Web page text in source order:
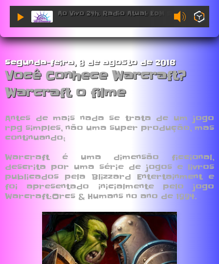
Ao Vivo 24h. Radio Atual: EDM Sessions.
segunda-feira, 8 de agosto de 2016
Você Conhece Warcraft?
Warcraft o filme
Antes de mais nada se trata de um jogo
rpg simples, não uma super produção, mas
continuando;
Warcraft é uma dimensão ficcional,
descrita por uma série de jogos e livros
publicados pela Blizzard Entertainment e
foi apresentado inicialmente pelo jogo
Warcraft:Orcs & Humans no ano de 1994.